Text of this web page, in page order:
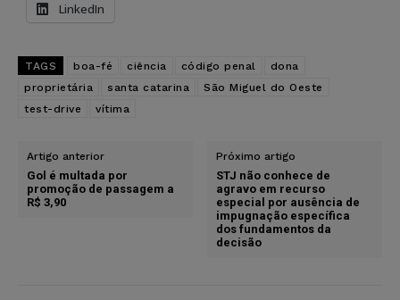
LinkedIn
TAGS boa-fé ciência código penal
dona
proprietária
santa catarina
São Miguel do Oeste
test-drive
vítima
Artigo anterior
Gol é multada por
promoção de passagem a
R$ 3,90
Próximo artigo
STJ não conhece de
agravo em recurso
especial por ausência de
impugnação específica
dos fundamentos da
decisão